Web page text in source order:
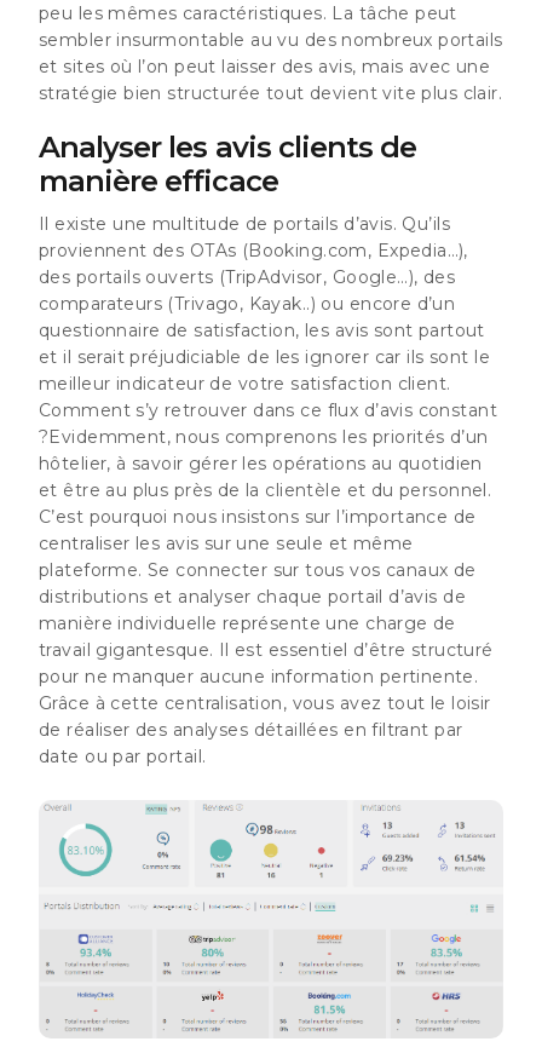
peu les mêmes caractéristiques. La tâche peut
sembler insurmontable au vu des nombreux portails
et sites où l’on peut laisser des avis, mais avec une
stratégie bien structurée tout devient vite plus clair.
Analyser les avis clients de
manière efficace
Il existe une multitude de portails d’avis. Qu’ils
proviennent des OTAs (Booking.com, Expedia…),
des portails ouverts (TripAdvisor, Google…), des
comparateurs (Trivago, Kayak..) ou encore d’un
questionnaire de satisfaction, les avis sont partout
et il serait préjudiciable de les ignorer car ils sont le
meilleur indicateur de votre satisfaction client.
Comment s’y retrouver dans ce flux d’avis constant
?Evidemment, nous comprenons les priorités d’un
hôtelier, à savoir gérer les opérations au quotidien
et être au plus près de la clientèle et du personnel.
C’est pourquoi nous insistons sur l’importance de
centraliser les avis sur une seule et même
plateforme. Se connecter sur tous vos canaux de
distributions et analyser chaque portail d’avis de
manière individuelle représente une charge de
travail gigantesque. Il est essentiel d’être structuré
pour ne manquer aucune information pertinente.
Grâce à cette centralisation, vous avez tout le loisir
de réaliser des analyses détaillées en filtrant par
date ou par portail.